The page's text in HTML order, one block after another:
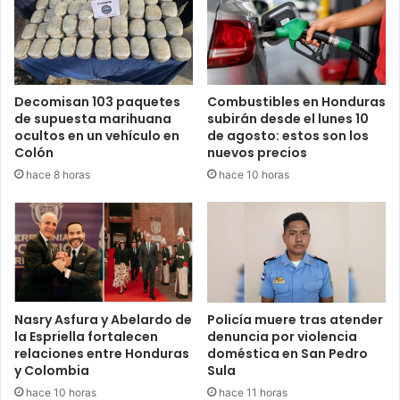
Maquina de escribir
Calculadora
Secadora
Cepillo de cabello
Cámara fotográfica y filmadora
Una docena de juguetes
Adornos para el uso personal seis por clase artículo
Artículos de tocador seis de cada clase
Hondureños impuestos
Ley del Hondureño Ausente
Decomisan 103 paquetes
de supuesta marihuana
ocultos en un vehículo en
Colón
hace 8 horas
Combustibles en Honduras
subirán desde el lunes 10
de agosto: estos son los
nuevos precios
hace 10 horas
Nasry Asfura y Abelardo de
la Espriella fortalecen
relaciones entre Honduras
y Colombia
hace 10 horas
Policía muere tras atender
denuncia por violencia
doméstica en San Pedro
Sula
hace 11 horas